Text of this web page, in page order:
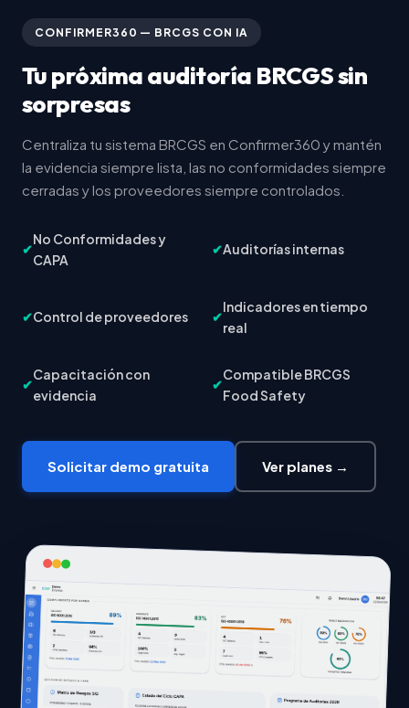
CONFIRMER360 — BRCGS CON IA
Tu próxima auditoría BRCGS sin
sorpresas
Centraliza tu sistema BRCGS en Confirmer360 y mantén
la evidencia siempre lista, las no conformidades siempre
cerradas y los proveedores siempre controlados.
✔
No Conformidades y
CAPA
✔Auditorías internas
✔Control de proveedores ✔
Indicadores en tiempo
real
✔
Capacitación con
evidencia
✔
Compatible BRCGS
Food Safety
Solicitar demo gratuita Ver planes →